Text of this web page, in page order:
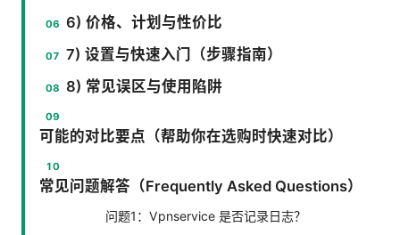
6) 价格、计划与性价比
7) 设置与快速入门（步骤指南）
8) 常见误区与使用陷阱
可能的对比要点（帮助你在选购时快速对比）
常见问题解答（Frequently Asked Questions）
问题1：Vpnservice 是否记录日志？